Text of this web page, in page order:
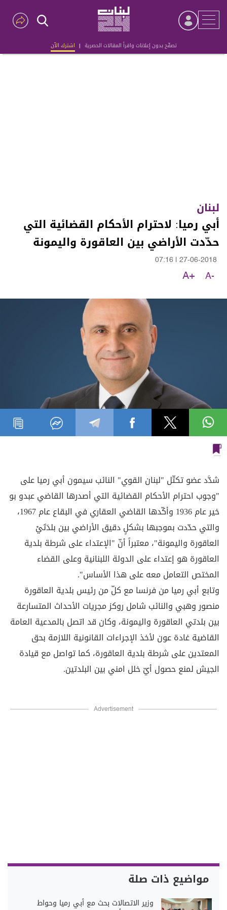
تصفّح بدون إعلانات واقرأ المقالات الحصرية | اشترك الآن
Advertisement
لبنان
أبي رميا: لاحترام الأحكام القضائية التي
حدّدت الأراضي بين العاقورة واليمونة
27-06-2018
07:16
A-
A+
شدَّد عضو تكتّل "لبنان القوي" النائب سيمون أبي رميا على
"وجوب احترام الأحكام القضائية التي أصدرها القاضي عبدو بو
خير عام 1936 وأكّدها القاضي العقاري في البقاع عام 1967،
والتي حدّدت بموجبها بشكلٍ دقيق الأراضي بين بلدَتَيْ
العاقورة واليمونة"، معتبراً أنّ "الإعتداء على شرطة بلدية
العاقورة هو إعتداء على الدولة اللبنانية وعلى القضاء
المختص التعامل معه على هذا الأساس".
وتابع أبي رميا من فرنسا مع كلّ من رئيس بلدية العاقورة
منصور وهبي والنائب شامل روكز مجريات الأحداث المتسارعة
بين بلدتي العاقورة واليمونة، وكان قد اتصل بالمدعية العامة
القاضية غادة عون لأخذ الإجراءات القانونية اللازمة بحق
المعتدين على شرطة بلدية العاقورة، كما تواصل مع قيادة
الجيش لمنع حصول أيّ خلل امني بين البلدتين.
Advertisement
مواضيع ذات صلة
وزير الاتصالات بحث مع أبي رميا وحواط